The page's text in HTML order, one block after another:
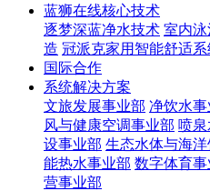
蓝狮在线核心技术
逐梦深蓝净水技术 室内
造 冠派克家用智能舒适系
国际合作
系统解决方案
文旅发展事业部 净饮水事
风与健康空调事业部 喷
设事业部 生态水体与海
能热水事业部 数字体育事
营事业部